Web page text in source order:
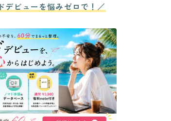
デビューを悩みゼロで！／